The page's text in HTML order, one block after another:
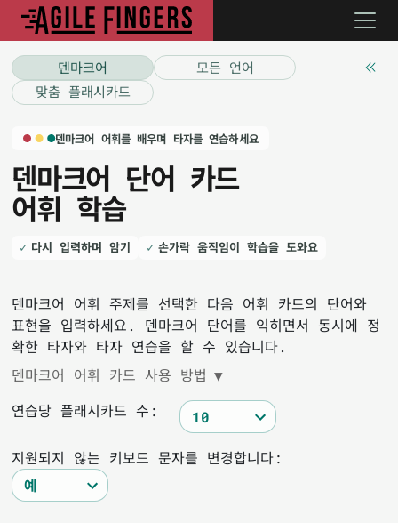
덴마크어
모든 언어
맞춤 플래시카드
덴마크어 어휘를 배우며 타자를 연습하세요
덴마크어 단어 카드
어휘 학습
다시 입력하며 암기 손가락 움직임이 학습을 도와요
덴마크어 어휘 주제를 선택한 다음 어휘 카드의 단어와
표현을 입력하세요. 덴마크어 단어를 익히면서 동시에 정
확한 타자와 타자 연습을 할 수 있습니다.
덴마크어 어휘 카드 사용 방법 ▼
연습당 플래시카드 수:
지원되지 않는 키보드 문자를 변경합니다: